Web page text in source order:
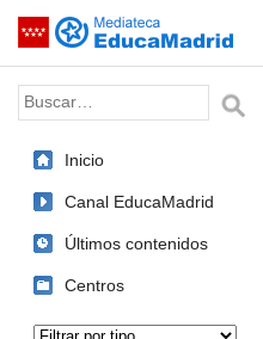
Saltar navegación
Palabra o frase:
Inicio
Canal EducaMadrid
Últimos contenidos
Centros